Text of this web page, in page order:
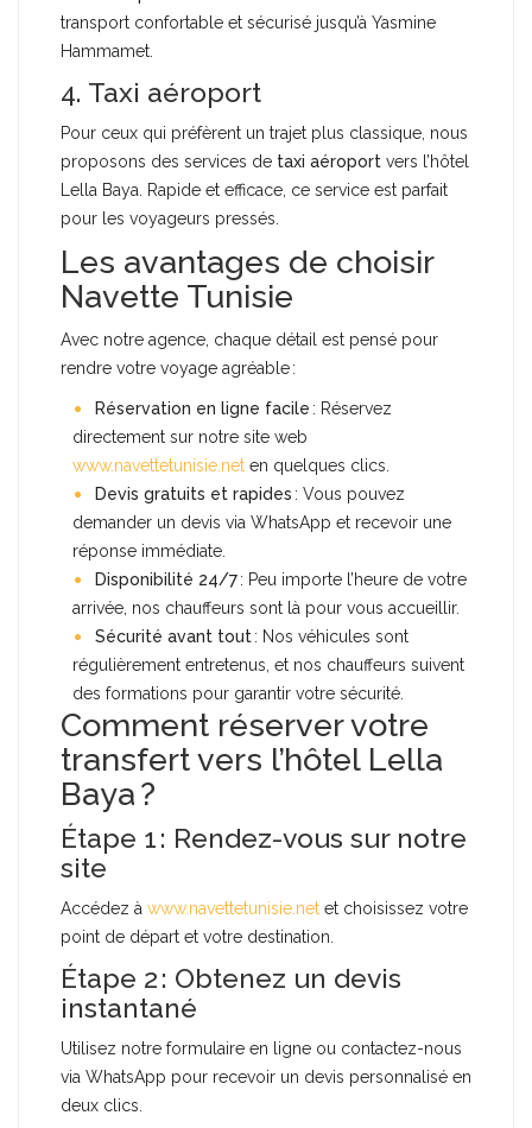
transport confortable et sécurisé jusqu’à Yasmine
Hammamet.
4. Taxi aéroport
Pour ceux qui préfèrent un trajet plus classique, nous
proposons des services de taxi aéroport vers l’hôtel
Lella Baya. Rapide et efficace, ce service est parfait
pour les voyageurs pressés.
Les avantages de choisir
Navette Tunisie
Avec notre agence, chaque détail est pensé pour
rendre votre voyage agréable :
Réservation en ligne facile : Réservez
directement sur notre site web
www.navettetunisie.net en quelques clics.
Devis gratuits et rapides : Vous pouvez
demander un devis via WhatsApp et recevoir une
réponse immédiate.
Disponibilité 24/7: Peu importe l’heure de votre
arrivée, nos chauffeurs sont là pour vous accueillir.
Sécurité avant tout: Nos véhicules sont
régulièrement entretenus, et nos chauffeurs suivent
des formations pour garantir votre sécurité.
Comment réserver votre
transfert vers l’hôtel Lella
Baya ?
Étape 1 : Rendez-vous sur notre
site
Accédez à www.navettetunisie.net et choisissez votre
point de départ et votre destination.
Étape 2 : Obtenez un devis
instantané
Utilisez notre formulaire en ligne ou contactez-nous
via WhatsApp pour recevoir un devis personnalisé en
deux clics.